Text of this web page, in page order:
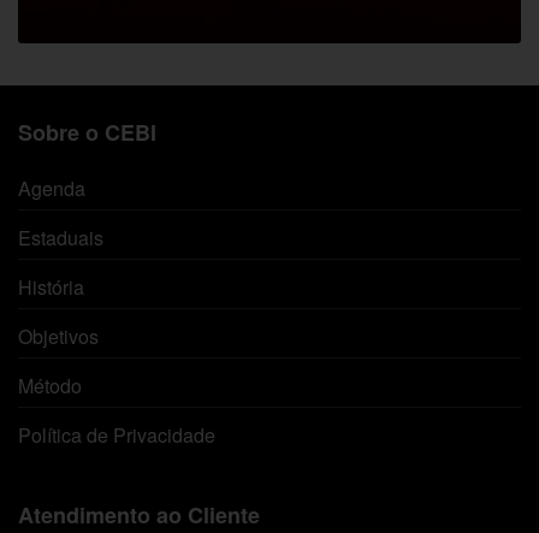
Sobre o CEBI
Agenda
Estaduais
História
Objetivos
Método
Política de Privacidade
Atendimento ao Cliente